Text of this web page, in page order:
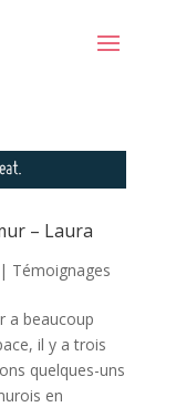
– Laura
Témoignages
a beaucoup
il y a trois
quelques-uns
en